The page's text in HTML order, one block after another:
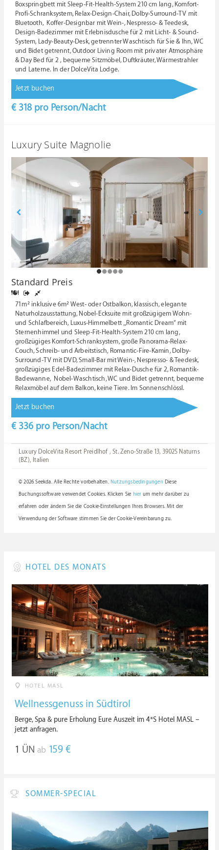
Boxspringbett mit Sleep-Fit-Health-System 210 cm lang, Komfort-
Profi-Schranksystem, Relax-Design-Chair, Dolby-Surround-TV mit
Bluetooth, Koffer-Designbar mit Wein-, Nespresso- & Teedesk,
Design-Badezimmer mit Erlebnisdusche für 2 mit Licht- & Sound-
System, Lady-Beauty-Desk, getrennter Waschtisch für Sie & Ihn, WC
und Bidet getrennt, Outdoor Living Room mit privater Atmosphäre
& Day Bed für 2 , bequeme Sitzmöbel, Duftkräuter, Wärmestrahler
und Laterne. In der DolceVita Lodge.
Jetzt buchen
€ 318 pro Person/Nacht
Luxury Suite Magnolie
Standard Preis
71m² inklusive 6m² West- oder Ostbalkon, klassisch, elegante
Naturholzausstattung, Nobel-Ecksuite mit großzügigem Wohn-
und Schlafbereich, Luxus-Himmelbett „Romantic Dream” mit
Sternenhimmel und Sleep-Fit-Health-System 210 cm lang,
großzügiges Komfort-Schranksystem, große Panorama-Relax-
Couch, Schreib- und Arbeitstisch, Romantic-Fire-Kamin, Dolby-
Surround-TV mit DVD, Small-Bar mit Wein-, Nespresso- & Teedesk,
großzügiges Edel-Badezimmer mit Relax-Dusche für 2, Romantik-
Badewanne, Nobel-Waschtisch, WC und Bidet getrennt, bequeme
Relaxmöbel auf dem Balkon, keine Tiere. Im Sonnenschlössl.
Jetzt buchen
€ 336 pro Person/Nacht
Luxury DolceVita Resort Preidlhof , St. Zeno-Straße 13, 39025 Naturns
(BZ), Italien
© 2026 Seekda. Alle Rechte vorbehalten. Nutzungsbedingungen Diese
Buchungssoftware verwendet Cookies. Klicken Sie hierum mehr darüber zu
erfahren oder ändern Sie die Cookie-Einstellungen Ihres Browsers. Mit der
Verwendung der Software stimmen Sie der Cookie-Vereinbarung zu.
HOTEL DES MONATS
HOTEL MASL
Wellnessgenuss in Südtirol
Berge, Spa & pure Erholung Eure Auszeit im 4*S Hotel MASL –
jetzt anfragen.
1 ÜN ab 159 €
SOMMER-SPECIAL